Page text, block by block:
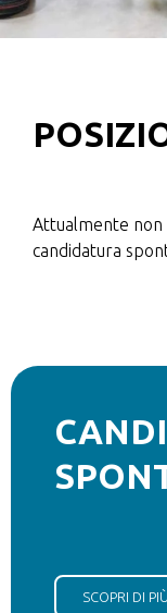
Attualmente non
candidatura
SCOPRI DI PIÙ